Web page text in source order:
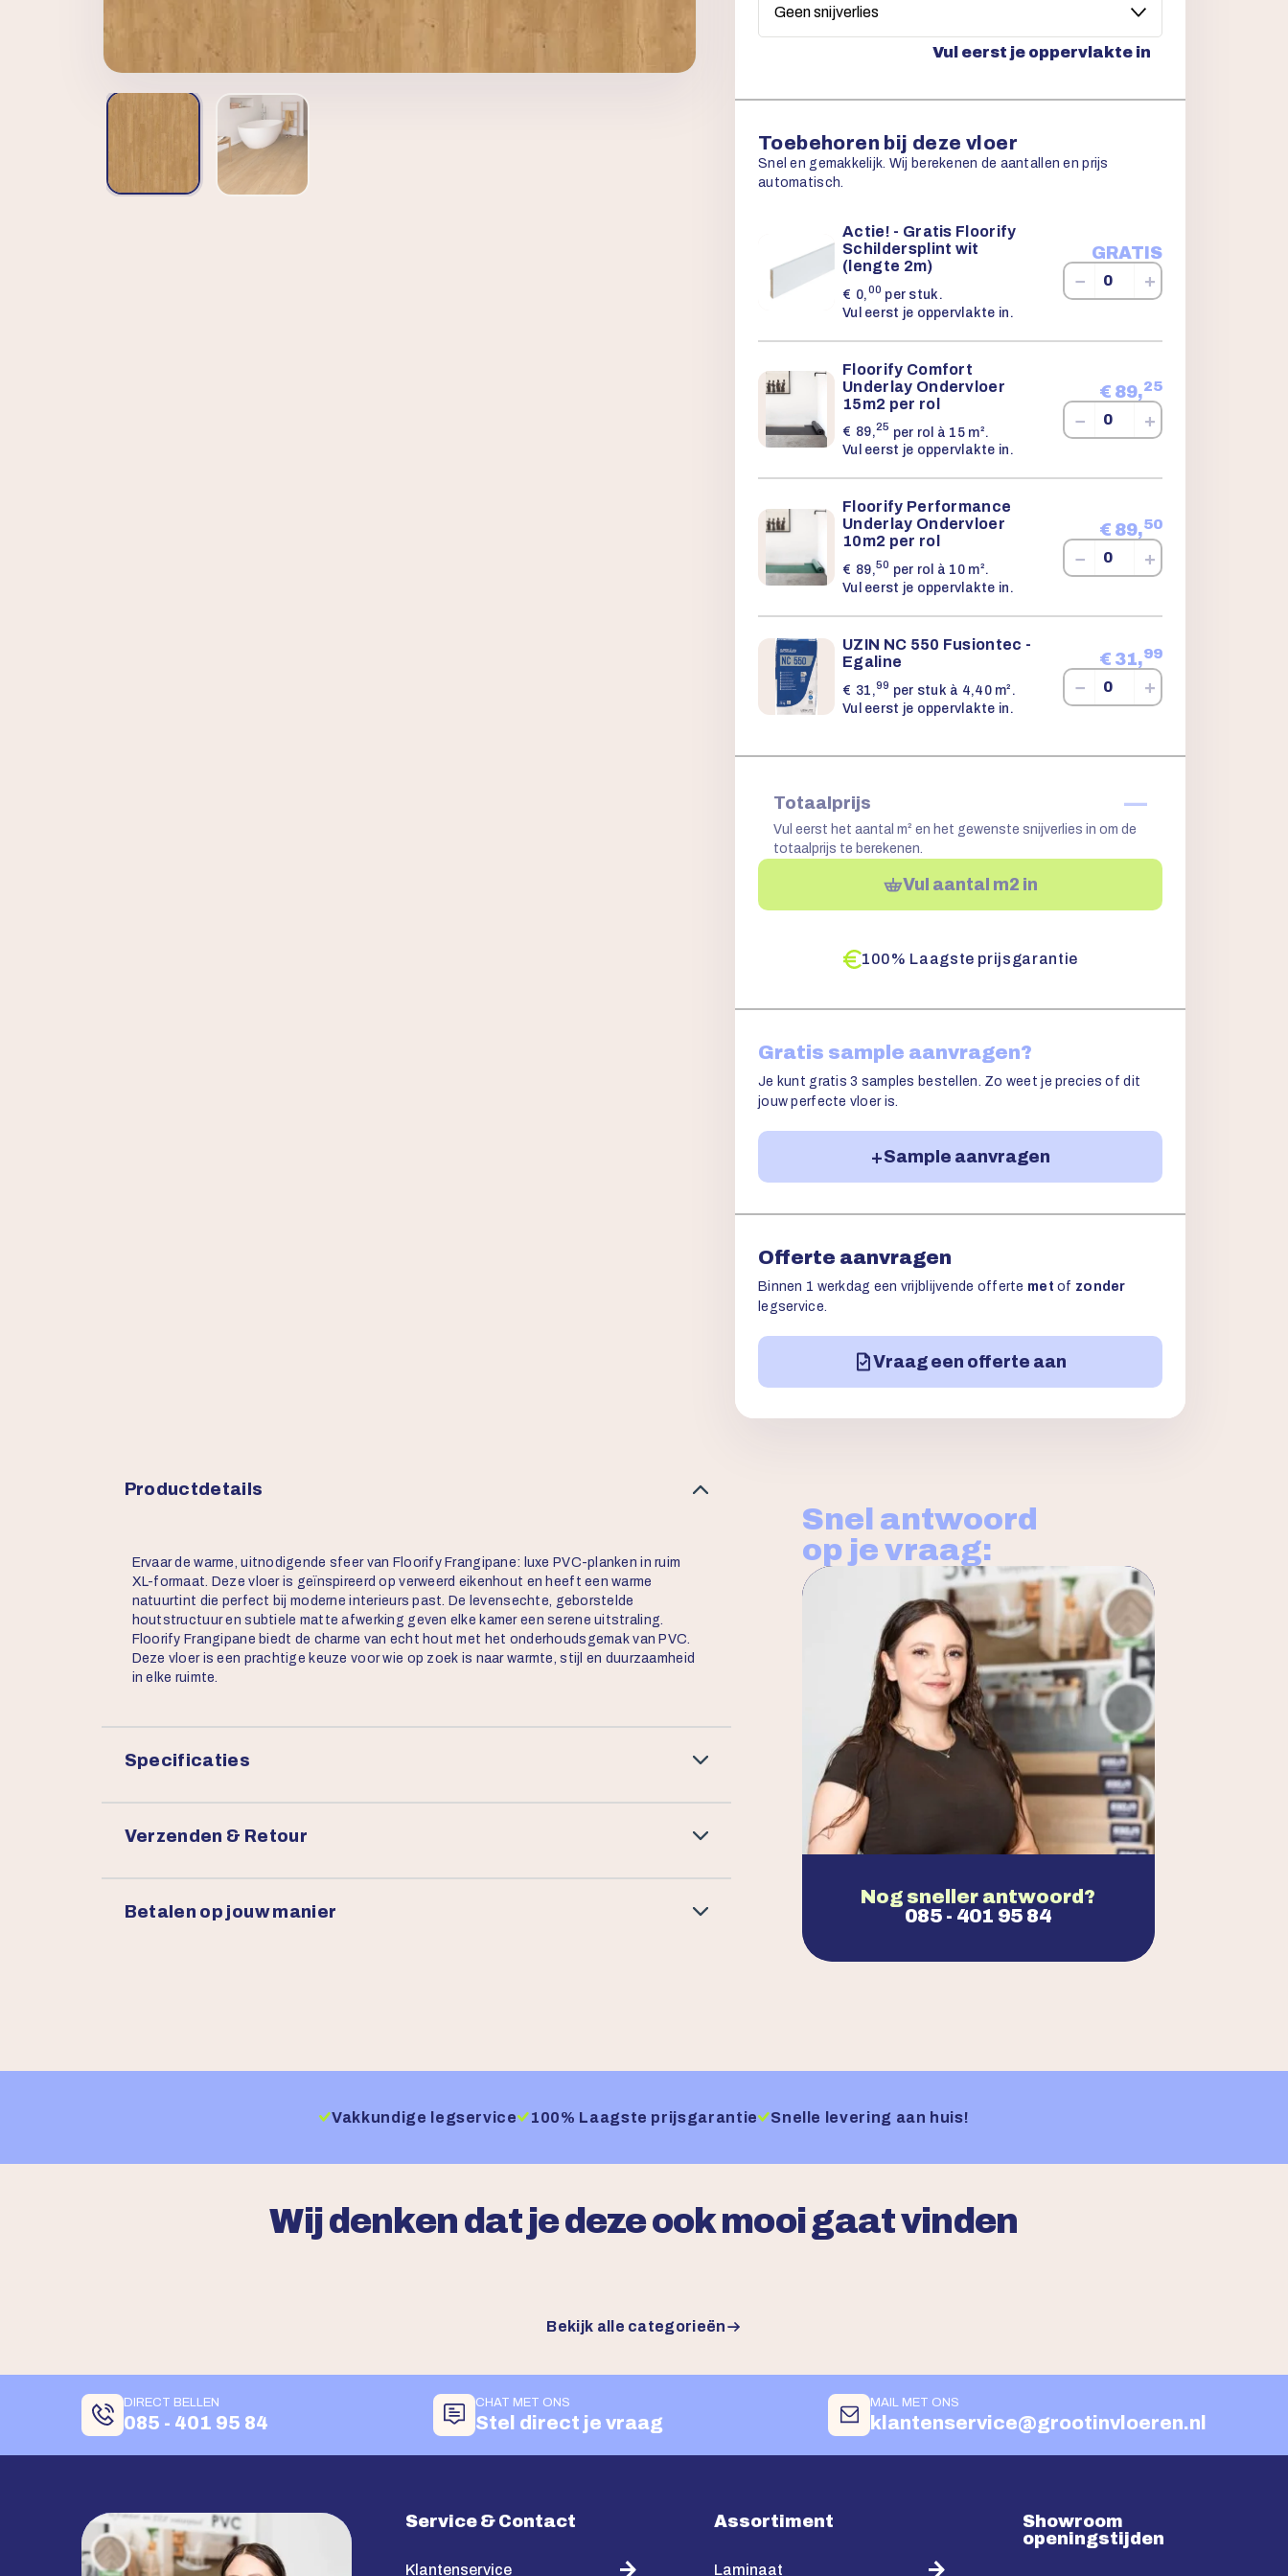
Vul eerst je oppervlakte in
Toebehoren bij deze vloer
Snel en gemakkelijk. Wij berekenen de aantallen en prijs
automatisch.
Actie! - Gratis Floorify
Schildersplint wit
(lengte 2m)
€ 0,00 per stuk.
Vul eerst je oppervlakte in.
GRATIS
− +
Floorify Comfort
Underlay Ondervloer
15m2 per rol
€ 89,25 per rol à 15 m².
Vul eerst je oppervlakte in.
€ 89,25
− +
Floorify Performance
Underlay Ondervloer
10m2 per rol
€ 89,50 per rol à 10 m².
Vul eerst je oppervlakte in.
€ 89,50
− +
UZIN NC 550 Fusiontec -
Egaline
€ 31,99 per stuk à 4,40 m².
Vul eerst je oppervlakte in.
€ 31,99
− +
Totaalprijs —
Vul eerst het aantal m² en het gewenste snijverlies in om de
totaalprijs te berekenen.
Vul aantal m2 in
100% Laagste prijsgarantie
Gratis sample aanvragen?
Je kunt gratis 3 samples bestellen. Zo weet je precies of dit
jouw perfecte vloer is.
Sample aanvragen
Offerte aanvragen
Binnen 1 werkdag een vrijblijvende offerte met of zonder
legservice.
Vraag een offerte aan
Productdetails
Ervaar de warme, uitnodigende sfeer van Floorify Frangipane: luxe PVC-planken in ruim
XL-formaat. Deze vloer is geïnspireerd op verweerd eikenhout en heeft een warme
natuurtint die perfect bij moderne interieurs past. De levensechte, geborstelde
houtstructuur en subtiele matte afwerking geven elke kamer een serene uitstraling.
Floorify Frangipane biedt de charme van echt hout met het onderhoudsgemak van PVC.
Deze vloer is een prachtige keuze voor wie op zoek is naar warmte, stijl en duurzaamheid
in elke ruimte.
Specificaties
Verzenden & Retour
Betalen op jouw manier
Snel antwoord
op je vraag:
Nog sneller antwoord?
085 - 401 95 84
Vakkundige legservice 100% Laagste prijsgarantie Snelle levering aan huis!
Wij denken dat je deze ook mooi gaat vinden
Bekijk alle categorieën
DIRECT BELLEN
085 - 401 95 84
CHAT MET ONS
Stel direct je vraag
MAIL MET ONS
klantenservice@grootinvloeren.nl
Service & Contact
Klantenservice
Assortiment
Laminaat
Showroom
openingstijden